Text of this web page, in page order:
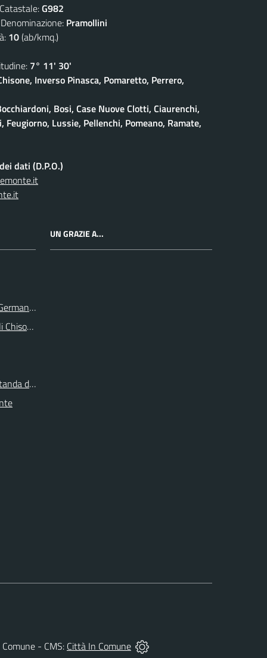
G982
Pramollini
10(ab/kmq.)
7° 11' 30'
Inverso Pinasca, Pomaretto, Perrero,
Bosi, Case Nuove Clotti, Ciaurenchi,
Lussie, Pellenchi, Pomeano, Ramate,
dati (D.P.O.)
e Germanasca
di Torino
UN GRAZIE A...
- CMS: Città In Comune